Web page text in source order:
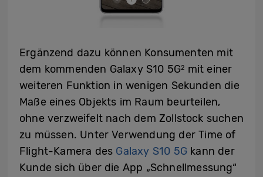
Ergänzend dazu können Konsumenten mit
dem kommenden Galaxy S10 5G2 mit einer
weiteren Funktion in wenigen Sekunden die
Maße eines Objekts im Raum beurteilen,
ohne verzweifelt nach dem Zollstock suchen
zu müssen. Unter Verwendung der Time of
Flight-Kamera des Galaxy S10 5Gkann der
Kunde sich über die App „Schnellmessung“